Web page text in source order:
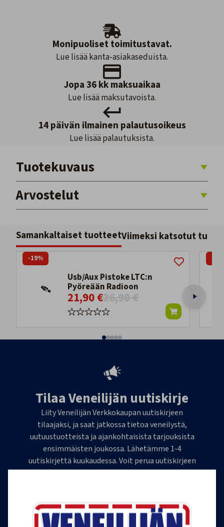
Monipuoliset toimitustavat.
Lue lisää kanta-asiakaseduista.
Jopa 36 kk maksuaikaa
Lue lisää maksutavoista.
14 päivän ilmainen palautusoikeus
Lue lisää palautuksista.
Tuotekuvaus
Arvostelut
Samankaltaiset tuotteetViimeksi katsotut
Usb/Aux Pistoke LTC:n
Pyöreään Radioon
21,90 €26,90 €
-19%
Tilaa Veneilijän uutiskirje
Liity Veneilijän Verkkokaupan uutiskirjeen
tilaajaksi, ja saat jatkossa tietoa veneilystä,
uutuustuotteista ja ajankohtaisista tarjouksista
ensimmäisten joukossa. Lähetämme 1-4
uutiskirjettä kuukaudessa. Voit perua uutiskirjeen
tilauksen milloin tahansa.
Tilaa uutiskirje